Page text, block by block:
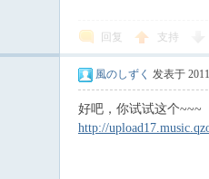
回复 支持
風のしずく 发表于
好吧，你试试这个~~~
http://